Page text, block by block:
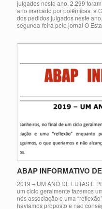
julgados neste ano, 2.299
ano marcado por polêmicas, a
dos pedidos julgados neste
segunda-feira pelo jornal O
ABAP INFORMATIVO
2019 – UM ANO DE LUTAS E
um ciclo geralmente fazemos
nós associação e uma
havíamos proposto e não